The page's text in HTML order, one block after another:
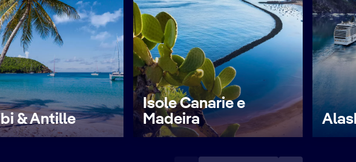
& Antille
Isole Canarie e
Madeira